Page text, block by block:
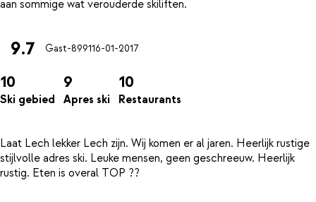
9.7 Gast-899116-01-2017
10
Ski gebied
9
Apres ski
10
Restaurants
Laat Lech lekker Lech zijn. Wij komen er al jaren. Heerlijk rustige
stijlvolle adres ski. Leuke mensen, geen geschreeuw. Heerlijk